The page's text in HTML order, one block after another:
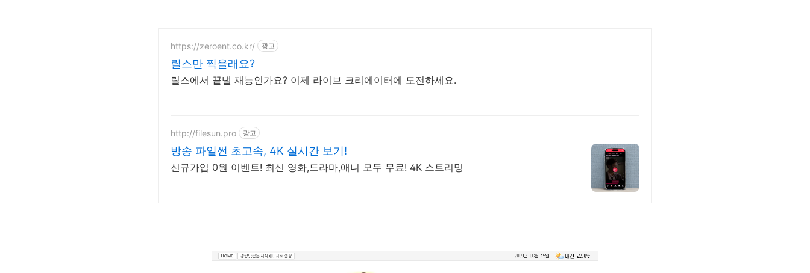
https://zeroent.co.kr/ 광고
릴스만 찍을래요?
릴스에서 끝낼 재능인가요? 이제 라이브 크리에이터에 도전하세요.
http://filesun.pro 광고
방송 파일썬 초고속, 4K 실시간 보기!
신규가입 0원 이벤트! 최신 영화,드라마,애니 모두 무료! 4K 스트리밍